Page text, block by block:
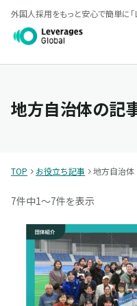
外国人採用をもっと安心で簡単に「
地方自治体の記
TOP お役立ち記事 地方自治体
7件中1〜7件を表示